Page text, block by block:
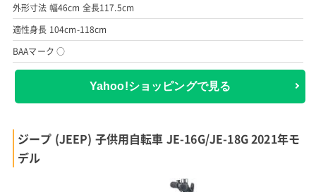
外形寸法 幅46cm 全長117.5cm
適性身長 104cm-118cm
BAAマーク ○
Yahoo!ショッピングで見る
ジープ (JEEP) 子供用自転車 JE-16G/JE-18G 2021年モ
デル